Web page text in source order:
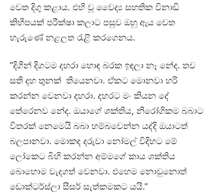
වෙත දිගු කළාය. එහි වූ වෛද්‍ය සහතික විනාඩි
කිහිපයක් පරීක්ෂා කලාට පසුව ඔහු ඇය වෙත
හැරුණේ නළලත රැළි කරගෙනය.
“දිගින් දිගටම දහරා හොඳ බරක ඉඳලා නෑ නේද. තව
සති දහ තුනක් තියෙනවා. ඒකට මොනවා හරි
කරන්න වෙනවා දහරා. දහරට මං කියන දේ
තේරෙනව නේද. ඔයාගේ ශක්තිය, නිරෝගිකම බබාට
විතරක් නෙමෙයි බබා හම්බවෙන්න යද්දි ඔයාටත්
බලපානවා. මොකද දරුවා නෝමල් විදිහට මේ
ලෝකෙට බිහි කරන්න අම්මගේ කාය ශක්තිය
බොහොම වැදගත් වෙනවා. එහෙම නොවුනොත්
ඩොක්ටර්ස්ලා සීසර් සැත්කමකට යයි.”